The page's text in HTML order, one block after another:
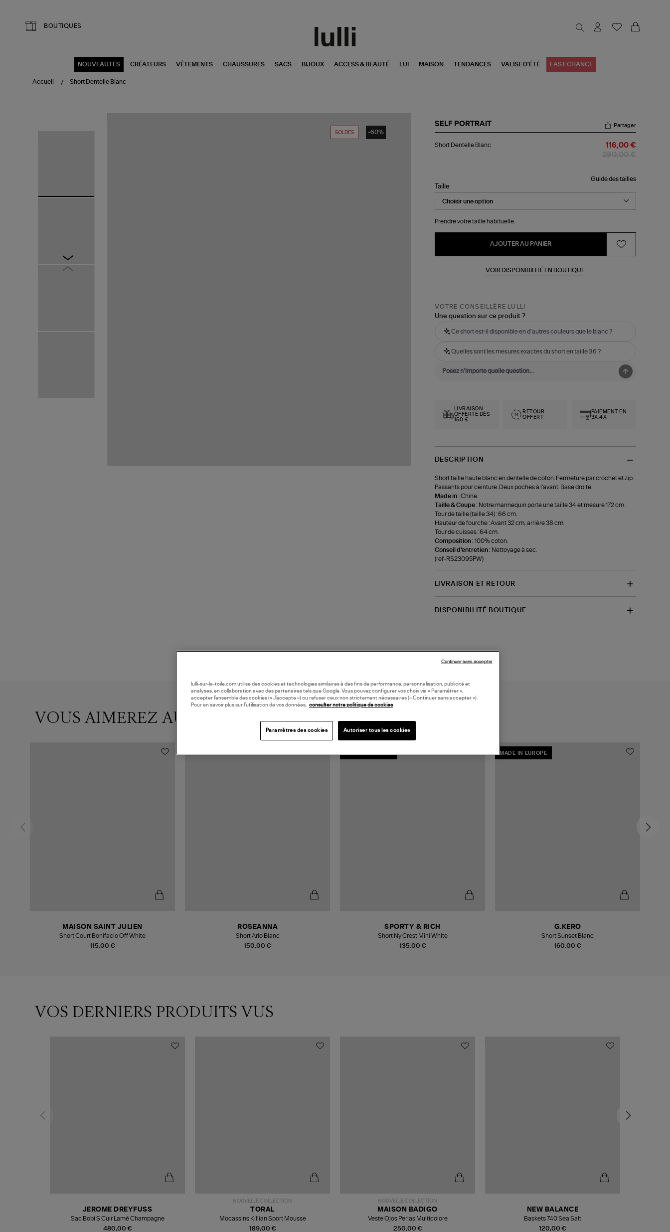
BOUTIQUES
NOUVEAUTÉS CRÉATEURS VÊTEMENTS CHAUSSURES SACS BIJOUX ACCESS & BEAUTÉ LUI MAISON TENDANCES VALISE D'ÉTÉ LAST CHANCE
Accueil Short Dentelle Blanc
SOLDES -60%
SELF PORTRAIT
Dentelle
Partager
Short Dentelle Blanc 116,00 €
Guide des tailles
Taille
Prendre votre taille habituelle.
AJOUTER AU PANIER
VOIR DISPONIBILITÉ EN BOUTIQUE
VOTRE CONSEILLÈRE LULLI
Une question sur ce produit ?
Ce short est-il disponible en d'autres couleurs que le blanc ?
Quelles sont les mesures exactes du short en taille 36 ?
LIVRAISON
OFFERTE DÈS
150 €
RETOUR
OFFERT
PAIEMENT EN
3X,4X
DESCRIPTION
Short taille haute blanc en dentelle de coton. Fermeture par crochet et zip.
Passants pour ceinture. Deux poches à l'avant. Base droite.
Made in :Chine.
Taille & Coupe : Notre mannequin porte une taille 34 et mesure 172 cm.
Tour de taille (taille 34) : 66 cm.
Hauteur de fourche : Avant 32 cm, arrière 38 cm.
Tour de cuisses : 64 cm.
Composition :100% coton.
Conseil d'entretien : Nettoyage à sec.
(ref-RS23095PW)
LIVRAISON ET RETOUR
DISPONIBILITÉ BOUTIQUE
VOUS AIMEREZ AUSSI
115,00 €
MAISON SAINT JULIEN
Short Court Bonifacio Off White
150,00 €
ROSEANNA
Short Arlo Blanc
MADE IN EUROPE
135,00 €
SPORTY & RICH
Short Ny Crest Mini White
MADE IN EUROPE
160,00 €
G.KERO
Short Sunset Blanc
VOS DERNIERS PRODUITS VUS
480,00 €
JEROME DREYFUSS
Sac Bobi S Cuir Lamé Champagne
NOUVELLE COLLECTION
189,00 €
TORAL
Mocassins Killian Sport Mousse
NOUVELLE COLLECTION
250,00 €
MAISON BADIGO
Veste Ojos Perlas Multicolore
120,00 €
NEW BALANCE
Baskets 740 Sea Salt
lulli-sur-la-toile.com utilise des cookies et technologies similaires à des fins de performance, personnalisation, publicité et
analyses, en collaboration avec des partenaires tels que Google. Vous pouvez configurer vos choix via « Paramétrer »,
accepter l’ensemble des cookies (« J’accepte ») ou refuser ceux non strictement nécessaires (« Continuer sans accepter »).
Pour en savoir plus sur l’utilisation de vos données, consulter notre politique de cookies
Paramètres des cookies Autoriser tous les cookies
Continuer sans accepter